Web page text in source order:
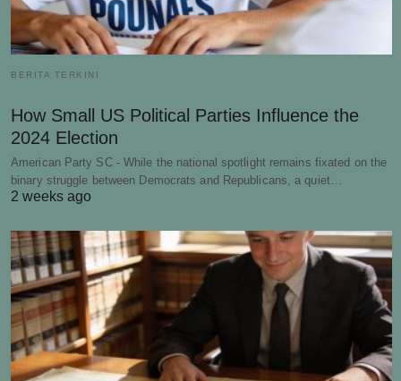
BERITA TERKINI
How Small US Political Parties Influence the
2024 Election
American Party SC - While the national spotlight remains fixated on the
binary struggle between Democrats and Republicans, a quiet…
2 weeks ago